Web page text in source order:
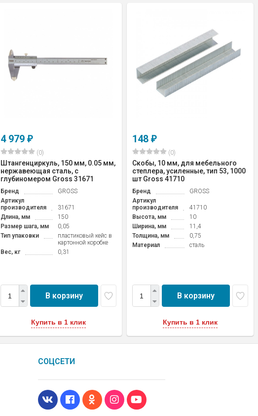
4 979 ₽
(0)
Штангенциркуль, 150 мм, 0.05 мм,
нержавеющая сталь, с
глубиномером Gross 31671
Бренд
GROSS
Артикул
производителя
31671
Длина, мм
150
Размер шага, мм
0,05
Тип упаковки
пластиковый кейс в
картонной коробке
Вес, кг
0,31
В корзину
Купить в 1 клик
148 ₽
(0)
Скобы, 10 мм, для мебельного
степлера, усиленные, тип 53, 1000
шт Gross 41710
Бренд
GROSS
Артикул
производителя
41710
Высота, мм
10
Ширина, мм
11,4
Толщина, мм
0,75
Материал
сталь
В корзину
Купить в 1 клик
СОЦСЕТИ